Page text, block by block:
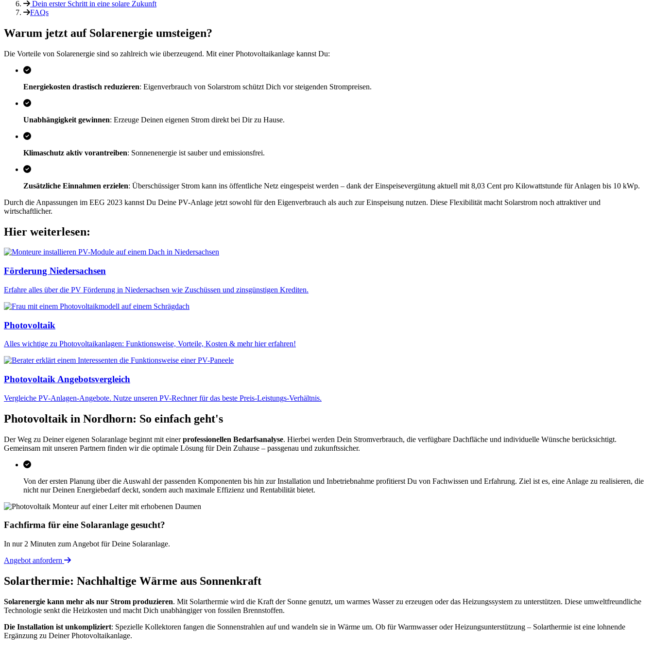
Dein erster Schritt in eine solare Zukunft
FAQs
Warum jetzt auf Solarenergie umsteigen?
Die Vorteile von Solarenergie sind so zahlreich wie überzeugend. Mit einer Photovoltaikanlage kannst Du:
Energiekosten drastisch reduzieren: Eigenverbrauch von Solarstrom schützt Dich vor steigenden Strompreisen.
Unabhängigkeit gewinnen: Erzeuge Deinen eigenen Strom direkt bei Dir zu Hause.
Klimaschutz aktiv vorantreiben: Sonnenenergie ist sauber und emissionsfrei.
Zusätzliche Einnahmen erzielen: Überschüssiger Strom kann ins öffentliche Netz eingespeist werden – dank der Einspeisevergütung aktuell mit 8,03 Cent pro Kilowattstunde für Anlagen bis 10 kWp.
Durch die Anpassungen im EEG 2023 kannst Du Deine PV-Anlage jetzt sowohl für den Eigenverbrauch als auch zur Einspeisung nutzen. Diese Flexibilität macht Solarstrom noch attraktiver und
wirtschaftlicher.
Hier weiterlesen:
Förderung Niedersachsen
Erfahre alles über die PV Förderung in Niedersachsen wie Zuschüssen und zinsgünstigen Krediten.
Photovoltaik
Alles wichtige zu Photovoltaikanlagen: Funktionsweise, Vorteile, Kosten & mehr hier erfahren!
Photovoltaik Angebotsvergleich
Vergleiche PV-Anlagen-Angebote. Nutze unseren PV-Rechner für das beste Preis-Leistungs-Verhältnis.
Photovoltaik in Nordhorn: So einfach geht's
Der Weg zu Deiner eigenen Solaranlage beginnt mit einerprofessionellen Bedarfsanalyse. Hierbei werden Dein Stromverbrauch, die verfügbare Dachfläche und individuelle Wünsche berücksichtigt.
Gemeinsam mit unseren Partnern finden wir die optimale Lösung für Dein Zuhause – passgenau und zukunftssicher.
Von der ersten Planung über die Auswahl der passenden Komponenten bis hin zur Installation und Inbetriebnahme profitierst Du von Fachwissen und Erfahrung. Ziel ist es, eine Anlage zu realisieren, die
nicht nur Deinen Energiebedarf deckt, sondern auch maximale Effizienz und Rentabilität bietet.
Fachfirma für eine Solaranlage gesucht?
In nur 2 Minuten zum Angebot für Deine Solaranlage.
Angebot anfordern
Solarthermie: Nachhaltige Wärme aus Sonnenkraft
Solarenergie kann mehr als nur Strom produzieren. Mit Solarthermie wird die Kraft der Sonne genutzt, um warmes Wasser zu erzeugen oder das Heizungssystem zu unterstützen. Diese umweltfreundliche
Technologie senkt die Heizkosten und macht Dich unabhängiger von fossilen Brennstoffen.
Die Installation ist unkompliziert: Spezielle Kollektoren fangen die Sonnenstrahlen auf und wandeln sie in Wärme um. Ob für Warmwasser oder Heizungsunterstützung – Solarthermie ist eine lohnende
Ergänzung zu Deiner Photovoltaikanlage.